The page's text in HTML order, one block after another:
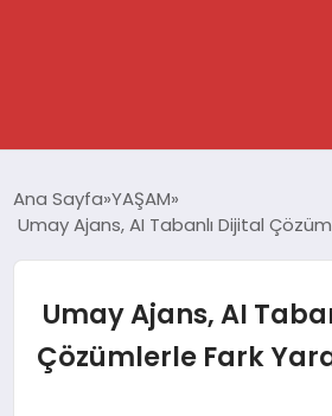
SPOR
DÜNYA
EKONOMİ
Ana Sayfa YAŞAM
Umay Ajans, AI Tabanlı Dijital
Umay Ajans, AI
Çözümlerle Fark